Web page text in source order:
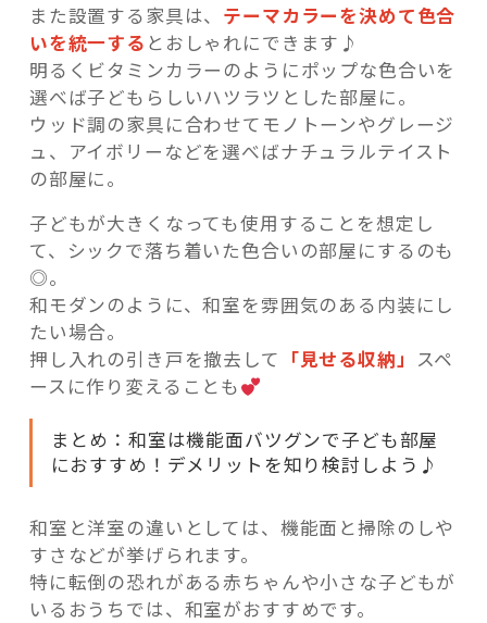
また設置する家具は、 テーマカラーを決めて色合
いを統一する とおしゃれにできます♪
明るくビタミンカラーのようにポップな色合いを
選べば子どもらしいハツラツとした部屋に。
ウッド調の家具に合わせてモノトーンやグレージ
ュ、アイボリーなどを選べばナチュラルテイスト
の部屋に。
子どもが大きくなっても使用することを想定し
て、シックで落ち着いた色合いの部屋にするのも
◎。
和モダンのように、和室を雰囲気のある内装にし
たい場合。
押し入れの引き戸を撤去して 「見せる収納」 スペ
ースに作り変えることも
まとめ：和室は機能面バツグンで子ども部屋
におすすめ！デメリットを知り検討しよう♪
和室と洋室の違いとしては、機能面と掃除のしや
すさなどが挙げられます。
特に転倒の恐れがある赤ちゃんや小さな子どもが
いるおうちでは、和室がおすすめです。